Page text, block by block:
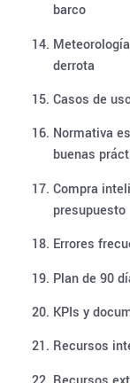
barco
derrota
Casos de
Normativa
buenas
Compra
presupuesto
Errores
Plan de 90
KPIs y
Recursos